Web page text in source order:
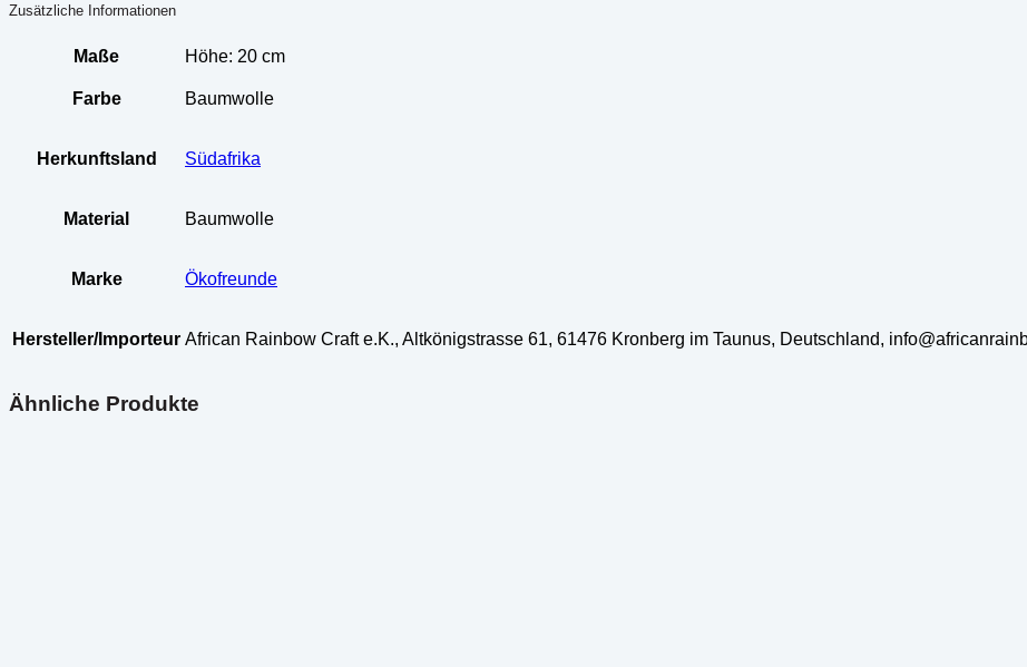
Zusätzliche Informationen
Maße Höhe: 20 cm
Farbe Baumwolle
Herkunftsland Südafrika
Material Baumwolle
Marke Ökofreunde
Hersteller/Importeur African Rainbow Craft e.K., Altkönigstrasse 61, 61476 Kronberg im Taunus, Deutschland,
Ähnliche Produkte